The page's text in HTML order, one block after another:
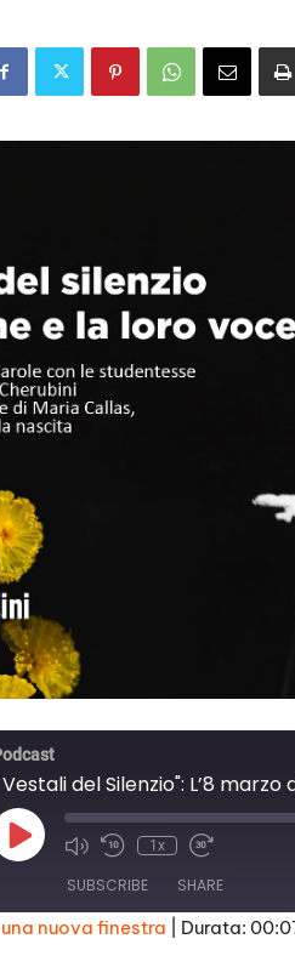
Play
Episode
1x
SUBSCRIBE SHARE
nuova finestra Durata: